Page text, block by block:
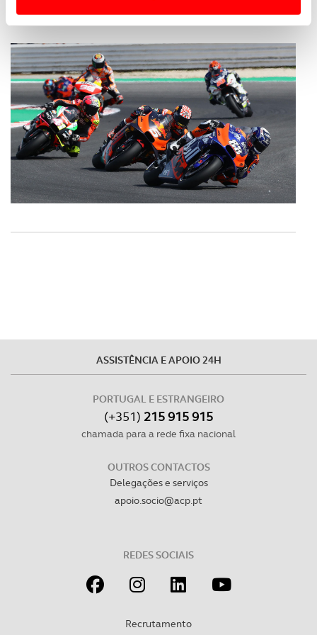
funcionalidades de redes sociais, bem como para
analisar dados de navegação no nosso website.
Adicionalmente partilhamos informação, relativa à sua
utilização do nosso site de publicidade e de análise, com
parceiros e organizações na UE e em países terceiros.
O ACP garantirá que as transferências internacionais de
dados pessoais serão realizadas apenas com o seu
consentimento e quando tal se afigure estritamente
Consulte a política de cookies do site.
ASSISTÊNCIA E APOIO 24H
PORTUGAL E ESTRANGEIRO
(+351) 215 915 915
chamada para a rede fixa nacional
OUTROS CONTACTOS
Delegações e serviços
apoio.socio@acp.pt
REDES SOCIAIS
Recrutamento